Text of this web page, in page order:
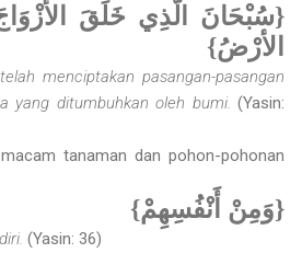
{سُبْحَانَ الَّذِي خَلَقَ
الأرْضُ}
menciptakan pasangan-pasangan
yang ditumbuhkan oleh bumi. (Yasin:
tanaman dan pohon-pohonan
{وَمِنْ أَنْفُسِهِمْ}
(Yasin: 36)